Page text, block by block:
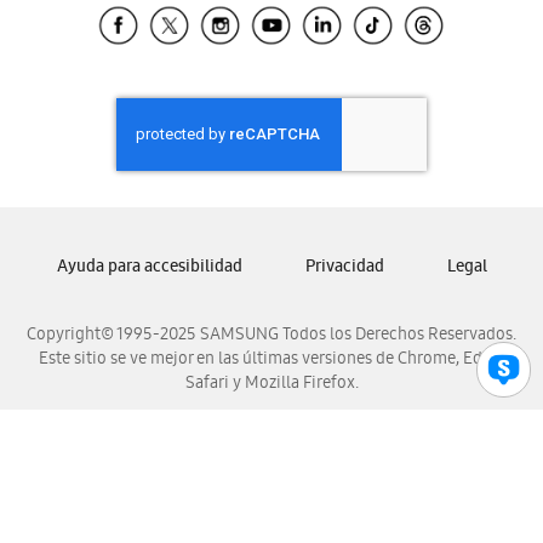
Samsung El Salvador
Samsung Honduras
Samsung Nicaragua
Samsung Panamá
Samsung Venezuela
Copyright© 1995-2025 SAMSUNG Todos los Derechos Reservados.
Este sitio se ve mejor en las últimas versiones de Chrome, Edge,
Safari y Mozilla Firefox.
Ayuda para accesibilidad Privacidad Legal